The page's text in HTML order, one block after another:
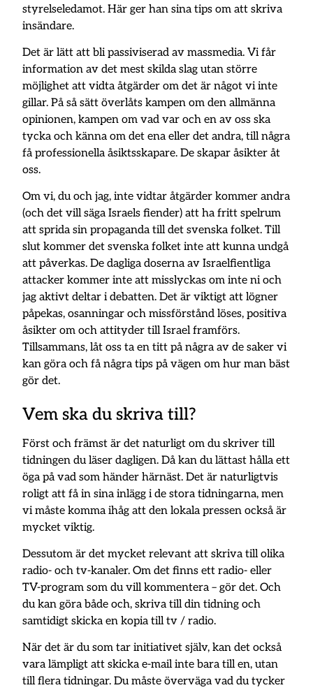
styrelseledamot. Här ger han sina tips om att skriva
insändare.
Det är lätt att bli passiviserad av massmedia. Vi får
information av det mest skilda slag utan större
möjlighet att vidta åtgärder om det är något vi inte
gillar. På så sätt överlåts kampen om den allmänna
opinionen, kampen om vad var och en av oss ska
tycka och känna om det ena eller det andra, till några
få professionella åsiktsskapare. De skapar åsikter åt
oss.
Om vi, du och jag, inte vidtar åtgärder kommer andra
(och det vill säga Israels fiender) att ha fritt spelrum
att sprida sin propaganda till det svenska folket. Till
slut kommer det svenska folket inte att kunna undgå
att påverkas. De dagliga doserna av Israelfientliga
attacker kommer inte att misslyckas om inte ni och
jag aktivt deltar i debatten. Det är viktigt att lögner
påpekas, osanningar och missförstånd löses, positiva
åsikter om och attityder till Israel framförs.
Tillsammans, låt oss ta en titt på några av de saker vi
kan göra och få några tips på vägen om hur man bäst
gör det.
Vem ska du skriva till?
Först och främst är det naturligt om du skriver till
tidningen du läser dagligen. Då kan du lättast hålla ett
öga på vad som händer härnäst. Det är naturligtvis
roligt att få in sina inlägg i de stora tidningarna, men
vi måste komma ihåg att den lokala pressen också är
mycket viktig.
Dessutom är det mycket relevant att skriva till olika
radio- och tv-kanaler. Om det finns ett radio- eller
TV-program som du vill kommentera – gör det. Och
du kan göra både och, skriva till din tidning och
samtidigt skicka en kopia till tv / radio.
När det är du som tar initiativet själv, kan det också
vara lämpligt att skicka e-mail inte bara till en, utan
till flera tidningar. Du måste överväga vad du tycker